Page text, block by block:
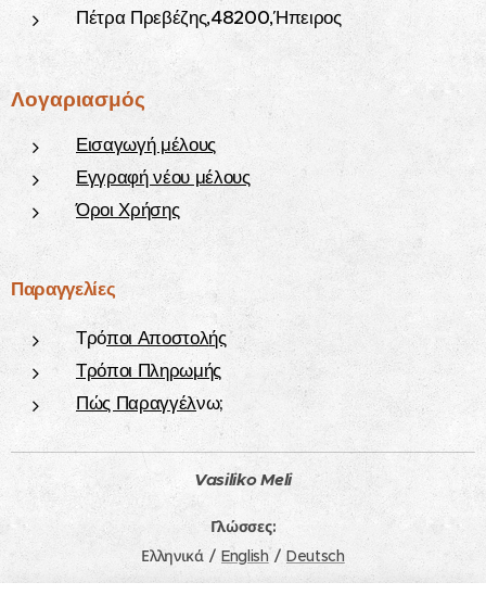
Πέτρα Πρεβέζης,48200,Ήπειρος
Λογαριασμός
Εισαγωγή μέλους
Εγγραφή νέου μέλους
Όροι Χρήσης
Παραγγελίες
Τρόποι Αποστολής
Τρόποι Πληρωμής
Πώς Παραγγέλνω;
Vasiliko Meli
Γλώσσες
Ελληνικά
English Deutsch